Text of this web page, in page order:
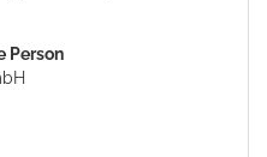
Person